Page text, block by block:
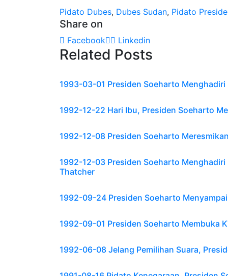
Pidato Dubes, Dubes Sudan, Pidato
Share on
Facebook Linkedin
Related Posts
1993-03-01 Presiden Soeharto Menghadiri
1992-12-22 Hari Ibu, Presiden Soeharto
1992-12-08 Presiden Soeharto
1992-12-03 Presiden Soeharto
Thatcher
1992-09-24 Presiden Soeharto
1992-09-01 Presiden Soeharto Membuka
1992-06-08 Jelang Pemilihan Suara,